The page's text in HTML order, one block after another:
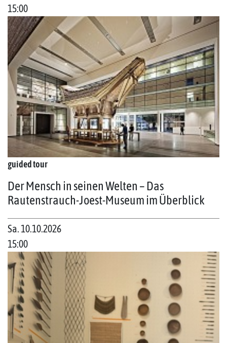
15:00
guided tour
Der Mensch in seinen Welten – Das
Rautenstrauch-Joest-Museum im Überblick
Sa. 10.10.2026
15:00